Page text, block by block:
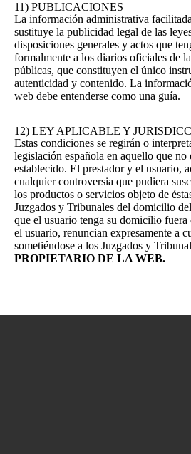
11) PUBLICACIONES
La información administrativa
sustituye la publicidad legal de las
disposiciones generales y actos que
formalmente a los diarios oficiales de
públicas, que constituyen el único
autenticidad y contenido. La
web debe entenderse como una guía.
12) LEY APLICABLE Y
Estas condiciones se regirán o
legislación española en aquello que no
establecido. El prestador y el usuario,
cualquier controversia que pudiera
los productos o servicios objeto de
Juzgados y Tribunales del domicilio
que el usuario tenga su domicilio fuera
el usuario, renuncian expresamente a
sometiéndose a los Juzgados y
PROPIETARIO DE LA WEB.